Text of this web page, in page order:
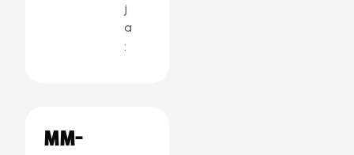
j
a
:
MM-